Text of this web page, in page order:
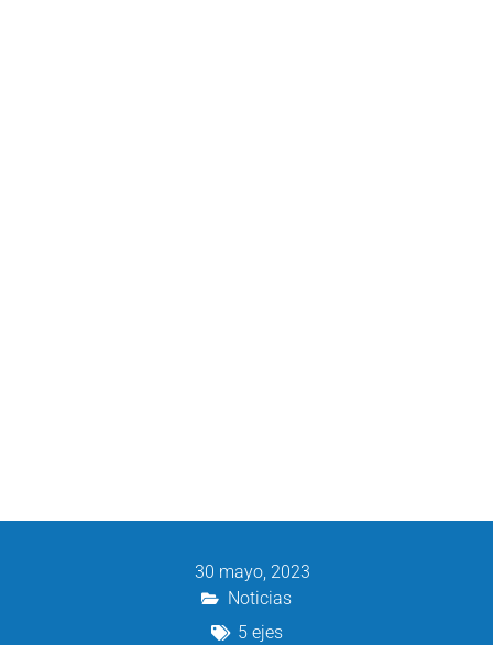
30 mayo, 2023
Noticias
5 ejes